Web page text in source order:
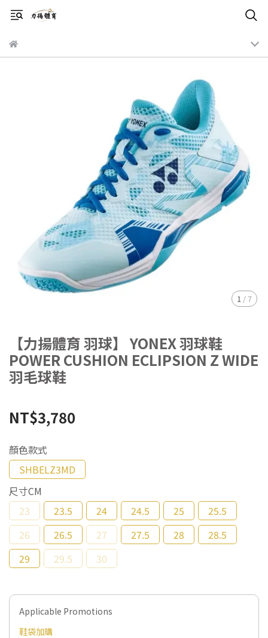
1 /7
【力揚體育 羽球】 YONEX 羽球鞋
POWER CUSHION ECLIPSION Z WIDE
羽毛球鞋
NT$3,780
顏色款式
SHBELZ3MD
尺寸CM
23
23.5 24 24.5 25
25.5
26
26.5 27 27.5 28
28.5
29
29.5 30
Applicable Promotions
鞋袋加購